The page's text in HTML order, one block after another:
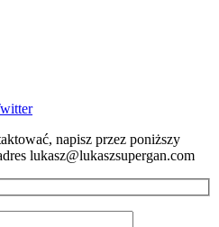
napisz przez poniższy
lukasz@lukaszsupergan.com